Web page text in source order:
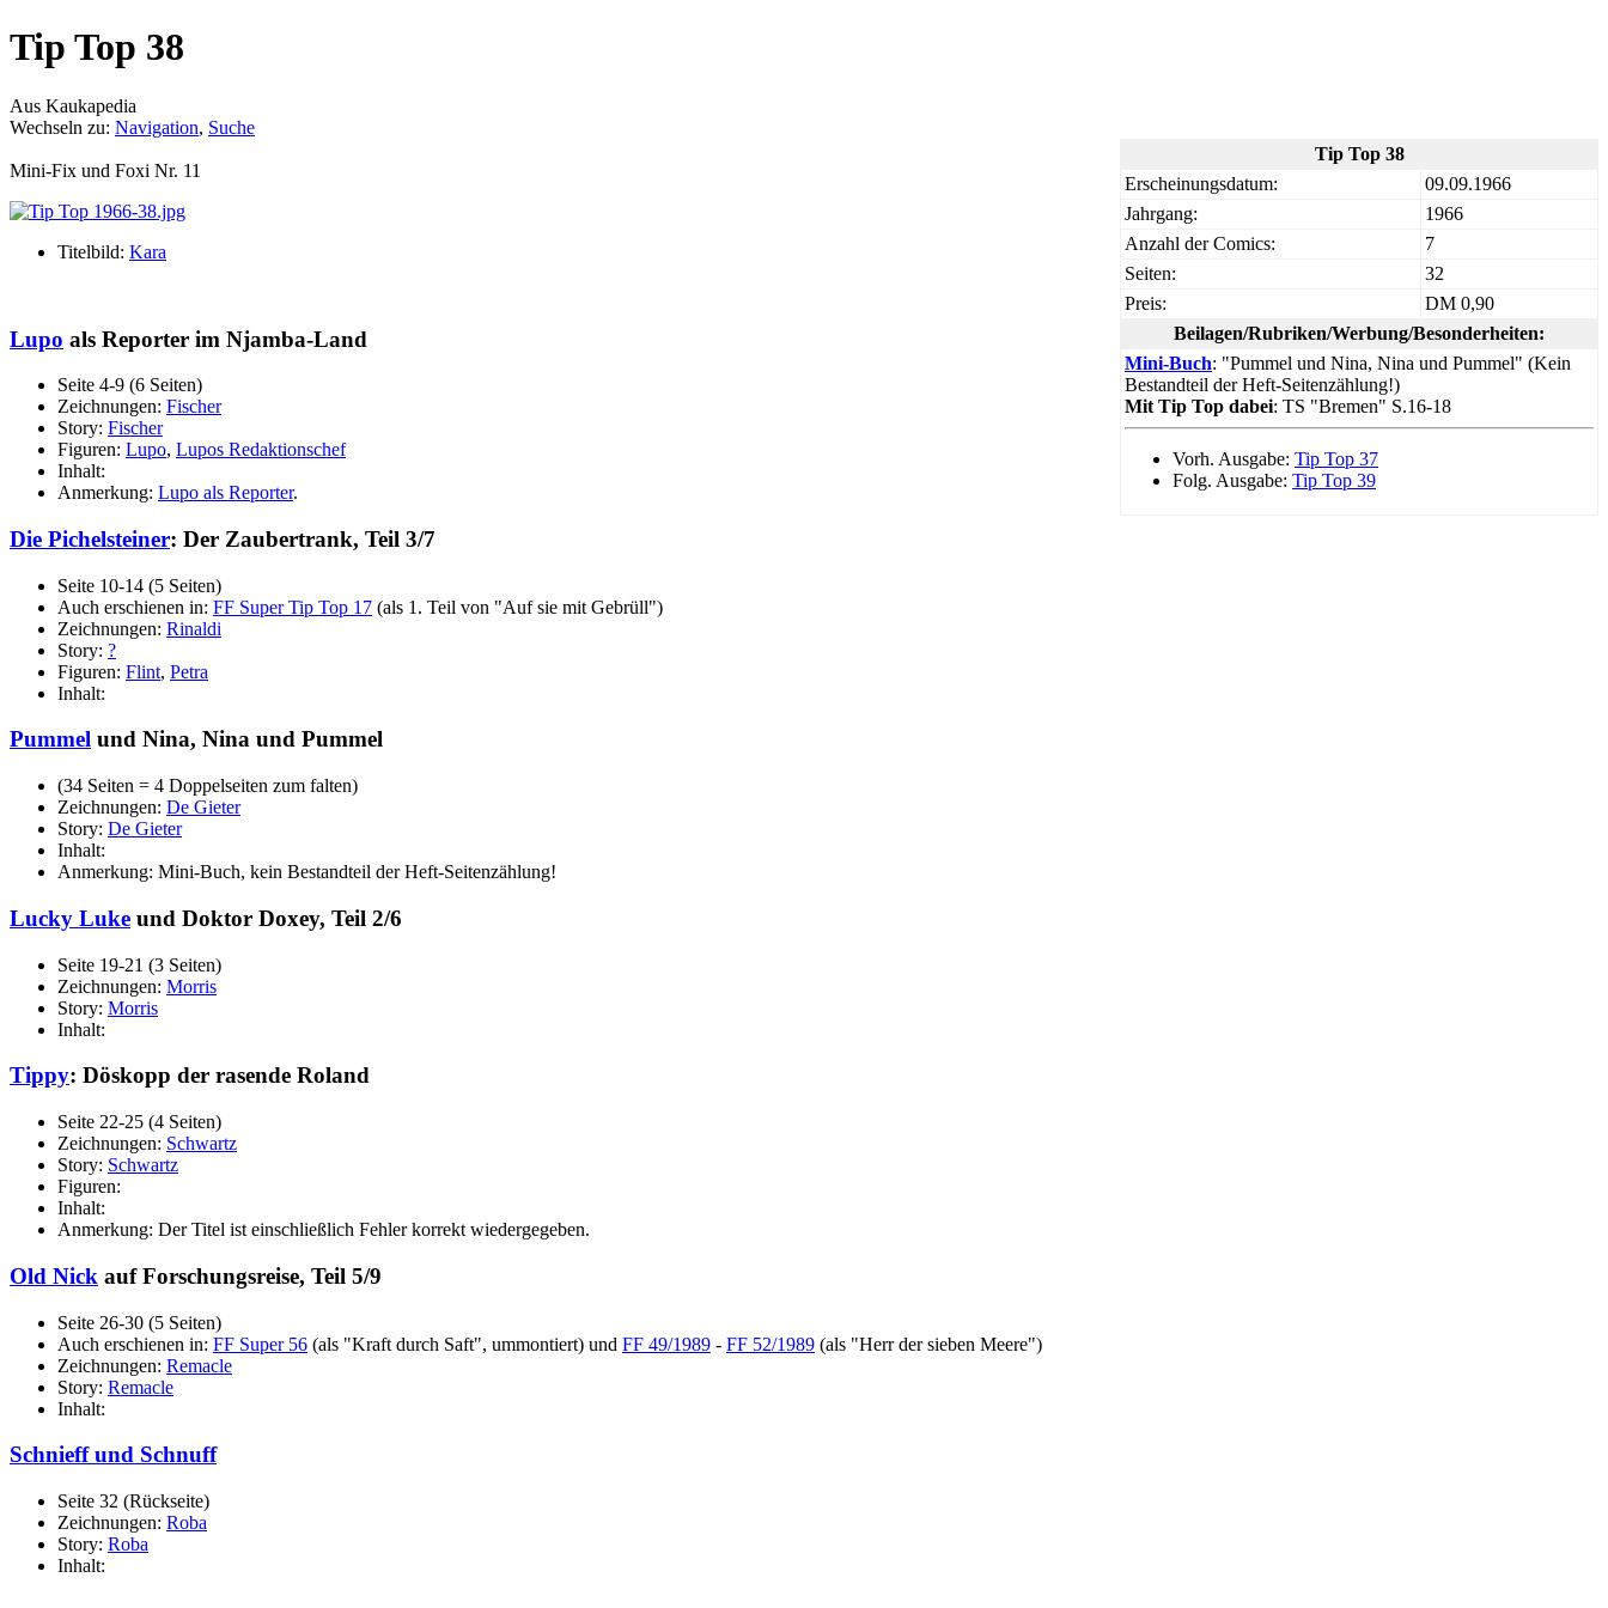
Tip Top 38
Aus Kaukapedia
Wechseln zu: Navigation, Suche
Tip Top 38
Erscheinungsdatum:
09.09.1966
Jahrgang:
1966
Anzahl der Comics:
7
Seiten:
32
Preis:
DM 0,90
Beilagen/Rubriken/Werbung/Besonderheiten:
Mini-Buch: "Pummel und Nina, Nina und Pummel" (Kein
Bestandteil der Heft-Seitenzählung!)
Mit Tip Top dabei: TS "Bremen" S.16-18
Vorh. Ausgabe: Tip Top 37
Folg. Ausgabe: Tip Top 39
Mini-Fix und Foxi Nr. 11
Titelbild: Kara
Lupo als Reporter im Njamba-Land
Seite 4-9 (6 Seiten)
Zeichnungen: Fischer
Story: Fischer
Figuren: Lupo, Lupos Redaktionschef
Inhalt:
Anmerkung: Lupo als Reporter.
Die Pichelsteiner: Der Zaubertrank, Teil 3/7
Seite 10-14 (5 Seiten)
Auch erschienen in: FF Super Tip Top 17 (als 1. Teil von "Auf sie mit Gebrüll")
Zeichnungen: Rinaldi
Story: ?
Figuren: Flint, Petra
Inhalt:
Pummel und Nina, Nina und Pummel
(34 Seiten = 4 Doppelseiten zum falten)
Zeichnungen: De Gieter
Story: De Gieter
Inhalt:
Anmerkung: Mini-Buch, kein Bestandteil der Heft-Seitenzählung!
Lucky Luke und Doktor Doxey, Teil 2/6
Seite 19-21 (3 Seiten)
Zeichnungen: Morris
Story: Morris
Inhalt:
Tippy: Döskopp der rasende Roland
Seite 22-25 (4 Seiten)
Zeichnungen: Schwartz
Story: Schwartz
Figuren:
Inhalt:
Anmerkung: Der Titel ist einschließlich Fehler korrekt wiedergegeben.
Old Nick auf Forschungsreise, Teil 5/9
Seite 26-30 (5 Seiten)
Auch erschienen in: FF Super 56 (als "Kraft durch Saft", ummontiert) und FF 49/1989 - FF 52/1989 (als "Herr der sieben Meere")
Zeichnungen: Remacle
Story: Remacle
Inhalt:
Schnieff und Schnuff
Seite 32 (Rückseite)
Zeichnungen: Roba
Story: Roba
Inhalt: